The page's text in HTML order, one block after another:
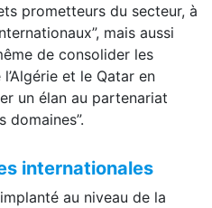
prometteurs du secteur, à
mais aussi
de consolider les
et le Qatar en
un élan au partenariat
domaines”.
internationales
au niveau de la